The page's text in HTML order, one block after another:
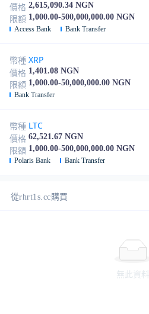
價格 2,615,090.34 NGN
限額 1,000.00-500,000,000.00 NGN
Access Bank Bank Transfer
幣種 XRP
價格 1,401.08 NGN
限額 1,000.00-50,000,000.00 NGN
Bank Transfer
幣種 LTC
價格 62,521.67 NGN
限額 1,000.00-500,000,000.00 NGN
Polaris Bank Bank Transfer
從rhrt1s.cc購買
無此資料